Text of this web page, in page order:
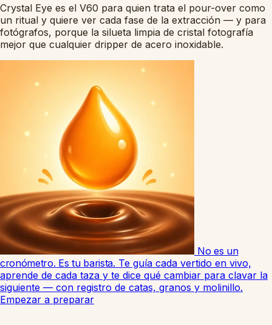
Crystal Eye es el V60 para quien trata el pour-over como
un ritual y quiere ver cada fase de la extracción — y para
fotógrafos, porque la silueta limpia de cristal fotografía
mejor que cualquier dripper de acero inoxidable.
No es un
cronómetro. Es tu barista. Te guía cada vertido en vivo,
aprende de cada taza y te dice qué cambiar para clavar la
siguiente — con registro de catas, granos y molinillo.
Empezar a preparar